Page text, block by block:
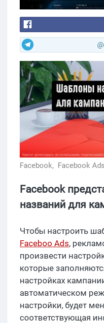
Facebook, Facebook
Facebook
названий для
Чтобы настроить
Faceboo Ads,
произвести
которые
настройках
автоматическом
настройки, будет
соответствующая